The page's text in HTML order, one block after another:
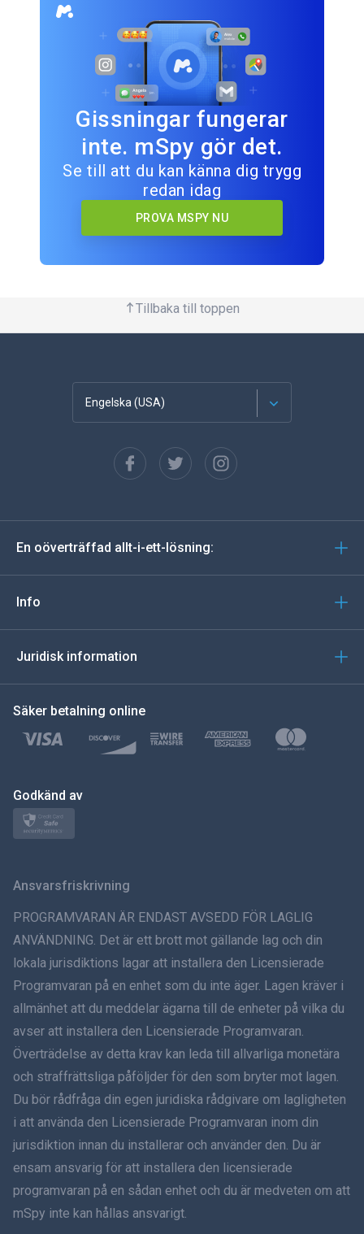
Gissningar fungerar
inte. mSpy gör det.
Se till att du kan känna dig trygg
redan idag
PROVA MSPY NU
Tillbaka till toppen
Engelska (USA)
Spanska
tyska
Türkçe
Polski
ภาษาไทย
Dansk
हिंदी
עברית
Română
Ελληνικά
En oöverträffad allt-i-ett-lösning:
Info
Juridisk information
Säker betalning online
Godkänd av
Ansvarsfriskrivning
PROGRAMVARAN ÄR ENDAST AVSEDD FÖR LAGLIG
ANVÄNDNING. Det är ett brott mot gällande lag och din
lokala jurisdiktions lagar att installera den Licensierade
Programvaran på en enhet som du inte äger. Lagen kräver i
allmänhet att du meddelar ägarna till de enheter på vilka du
avser att installera den Licensierade Programvaran.
Överträdelse av detta krav kan leda till allvarliga monetära
och straffrättsliga påföljder för den som bryter mot lagen.
Du bör rådfråga din egen juridiska rådgivare om lagligheten
i att använda den Licensierade Programvaran inom din
jurisdiktion innan du installerar och använder den. Du är
ensam ansvarig för att installera den licensierade
programvaran på en sådan enhet och du är medveten om att
mSpy inte kan hållas ansvarigt.